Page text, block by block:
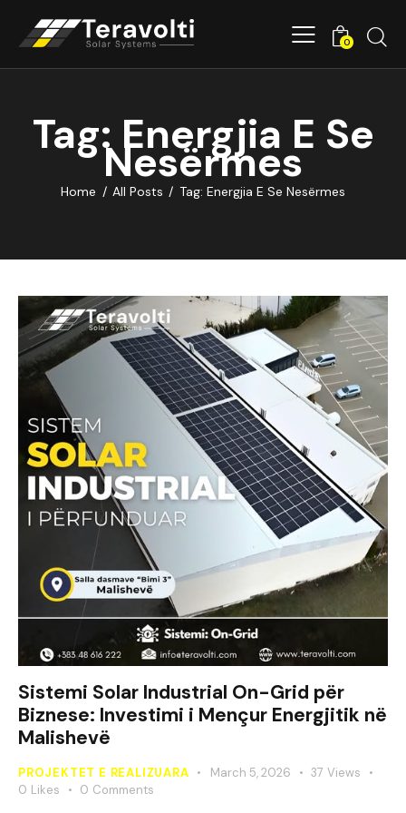
0
Tag: Energjia E Se
Nesërmes
Home All Posts Tag: Energjia E Se Nesërmes
Sistemi Solar Industrial On-Grid për
Biznese: Investimi i Mençur Energjitik në
Malishevë
PROJEKTET E REALIZUARA March 5, 2026 37 Views
0 Likes 0 Comments